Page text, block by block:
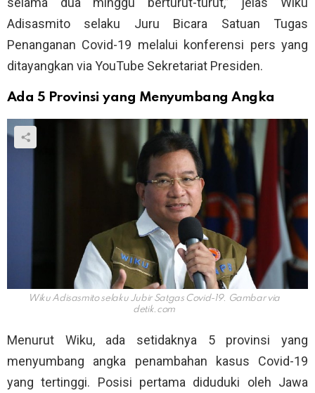
Adisasmito selaku Juru Bicara Satuan Tugas
Penanganan Covid-19 melalui konferensi pers yang
ditayangkan via YouTube Sekretariat Presiden.
Ada 5 Provinsi yang Menyumbang Angka
Wiku Adisasmito selaku Jubir Satgas Covid-19. Gambar via
detik.com
Menurut Wiku, ada setidaknya 5 provinsi yang
menyumbang angka penambahan kasus Covid-19
yang tertinggi. Posisi pertama diduduki oleh Jawa